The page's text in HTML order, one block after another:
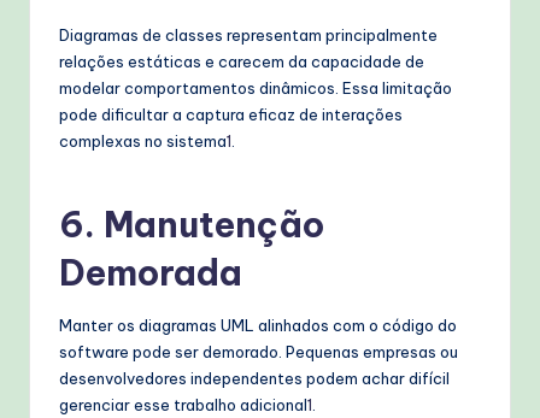
Diagramas de classes representam principalmente
relações estáticas e carecem da capacidade de
modelar comportamentos dinâmicos. Essa limitação
pode dificultar a captura eficaz de interações
complexas no sistema1.
6. Manutenção
Demorada
Manter os diagramas UML alinhados com o código do
software pode ser demorado. Pequenas empresas ou
desenvolvedores independentes podem achar difícil
gerenciar esse trabalho adicional1